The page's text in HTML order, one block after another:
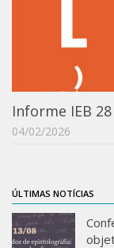
Informe IEB 28
04/02/2026
ÚLTIMAS NOTÍCIAS